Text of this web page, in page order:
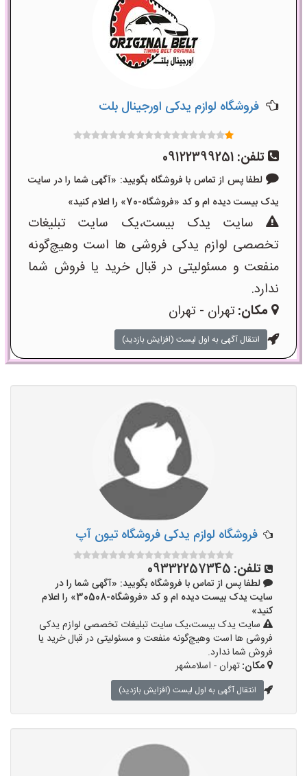
فروشگاه لوازم یدکی اورجینال بلت
تلفن:09122399251
لطفا پس از تماس با فروشگاه بگویید: «آگهی شما را در سایت
یدک بیست دیده ام و کد «فروشگاه-70» را اعلام کنید»
سایت یدک بیست،یک سایت تبلیغات
تخصصی لوازم یدکی فروشی ها است وهیچ‌گونه
منفعت و مسئولیتی در قبال خرید یا فروش شما
ندارد.
مکان:تهران - تهران
انتقال آگهی به اول لیست (افزایش بازدید)
فروشگاه لوازم یدکی فروشگاه تیون آپ
تلفن:09332257345
لطفا پس از تماس با فروشگاه بگویید: «آگهی شما را در
سایت یدک بیست دیده ام و کد «فروشگاه-30508» را اعلام
کنید»
سایت یدک بیست،یک سایت تبلیغات تخصصی لوازم یدکی
فروشی ها است وهیچ‌گونه منفعت و مسئولیتی در قبال خرید یا
فروش شما ندارد.
مکان:تهران - اسلامشهر
انتقال آگهی به اول لیست (افزایش بازدید)